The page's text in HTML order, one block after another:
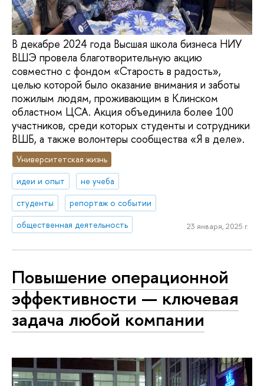
В декабре 2024 года Высшая школа бизнеса НИУ
ВШЭ провела благотворительную акцию
совместно с фондом «Старость в радость»,
целью которой было оказание внимания и заботы
пожилым людям, проживающим в Клинском
областном ЦСА. Акция объединила более 100
участников, среди которых студенты и сотрудники
ВШБ, а также волонтеры сообщества «Я в деле».
Университетская жизнь
идеи и опыт
не учеба
студенты
репортаж о событии
общественная деятельность
23 января, 2025 г.
Повышение операционной
эффективности — ключевая
задача любой компании